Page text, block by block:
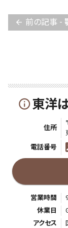
arrow_back 前の記事 -
info_outline東洋
住所
電話番号
営業時間
休業日
アクセス